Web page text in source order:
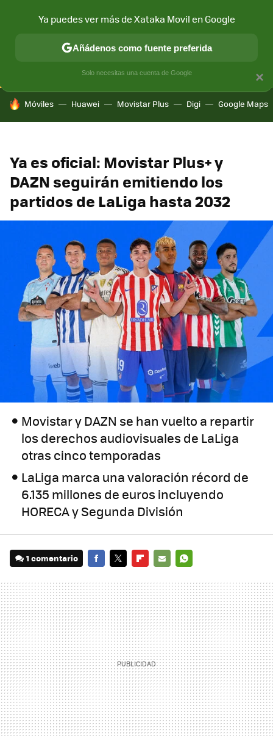
CONECTIVIDAD MÓVIL Y SOCIEDAD APLICACIONES
HOY SE HABLA DE
Móviles Huawei Movistar Plus Digi Google Maps
Ya es oficial: Movistar Plus+ y
DAZN seguirán emitiendo los
partidos de LaLiga hasta 2032
Movistar y DAZN se han vuelto a repartir
los derechos audiovisuales de LaLiga
otras cinco temporadas
LaLiga marca una valoración récord de
6.135 millones de euros incluyendo
HORECA y Segunda División
1 comentario
MAIL
×
Ya puedes ver más de Xataka Movil en Google
Añádenos como fuente preferida
Solo necesitas una cuenta de Google